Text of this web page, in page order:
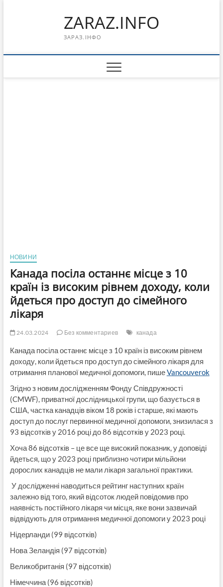
ZARAZ.INFO
ЗАРАЗ.ІНФО
НОВИНИ
Канада посіла останнє місце з 10
країн із високим рівнем доходу, коли
йдеться про доступ до сімейного
лікаря
24.03.2024 Без комментариев канада
Канада посіла останнє місце з 10 країн із високим рівнем
доходу, коли йдеться про доступ до сімейного лікаря для
отримання планової медичної допомоги, пишеVancouverok
Згідно з новим дослідженням Фонду Співдружності
(CMWF), приватної дослідницької групи, що базується в
США, частка канадців віком 18 років і старше, які мають
доступ до послуг первинної медичної допомоги, знизилася з
93 відсотків у 2016 році до 86 відсотків у 2023 році.
Хоча 86 відсотків – це все ще високий показник, у доповіді
йдеться, що у 2023 році приблизно чотири мільйони
дорослих канадців не мали лікаря загальної практики.
У дослідженні наводиться рейтинг наступних країн
залежно від того, який відсоток людей повідомив про
наявність постійного лікаря чи місця, яке вони зазвичай
відвідують для отримання медичної допомоги у 2023 році
Нідерланди (99 відсотків)
Нова Зеландія (97 відсотків)
Великобританія (97 відсотків)
Німеччина (96 відсотків)